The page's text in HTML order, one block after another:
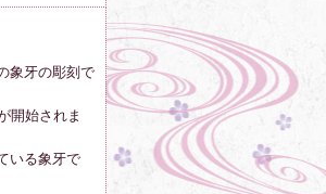
象牙の彫刻で
開始されま
いる象牙で